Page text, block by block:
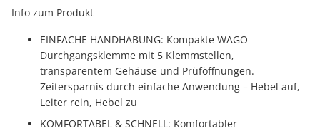
Info zum Produkt
EINFACHE HANDHABUNG: Kompakte WAGO
Durchgangsklemme mit 5 Klemmstellen,
transparentem Gehäuse und Prüföffnungen.
Zeitersparnis durch einfache Anwendung – Hebel auf,
Leiter rein, Hebel zu
KOMFORTABEL & SCHNELL: Komfortabler